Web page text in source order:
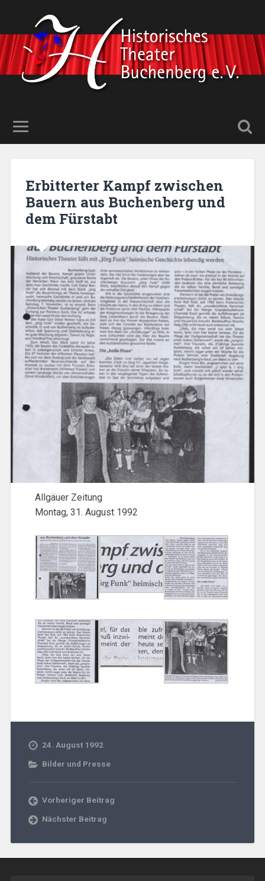
Erbitterter Kampf zwischen
Bauern aus Buchenberg und
dem Fürstabt
Allgäuer Zeitung
Montag, 31. August 1992
24. August 1992
Bilder und Presse
Vorheriger Beitrag
Nächster Beitrag